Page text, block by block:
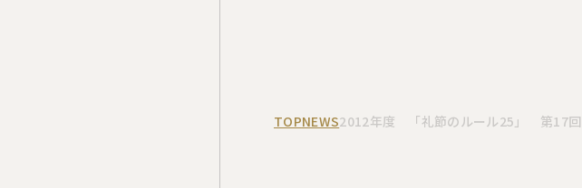
TOPNEWS2012年度 「礼節のルール25」 第17回